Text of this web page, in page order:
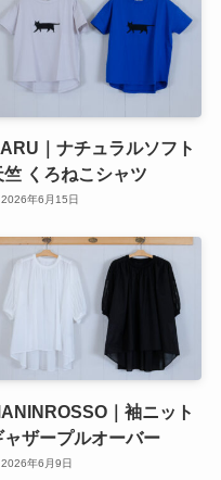
｜ナチュラルソフト
竺 くろねこシャツ
2026年6月15日
｜袖ニット
ャザープルオーバー
2026年6月9日